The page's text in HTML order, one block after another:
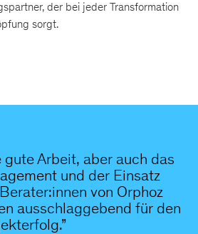
der bei jeder Transformation
sorgt.
gute Arbeit, aber auch das
und der Einsatz
von Orphoz
ausschlaggebend für den